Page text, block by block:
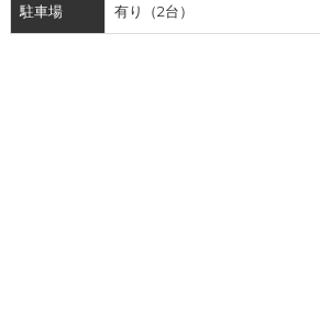
駐車場 有り（2台）